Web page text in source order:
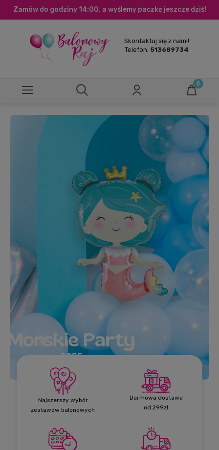
Zamów do godziny 14:00, a wyślemy paczkę jeszcze dziś!
Skontaktuj się z nami!
Telefon: 513689734
Najszerszy wybór
zestawów balonowych
Darmowa dostawa
od 299zł